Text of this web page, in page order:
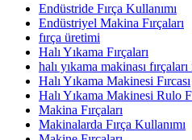
Endüstride Fırça Kullanımı
Endüstriyel Makina Fırçaları
fırça üretimi
Halı Yıkama Fırçaları
halı yıkama makinası fırçaları
Halı Yıkama Makinesi Fırcası
Halı Yıkama Makinesi Rulo
Makina Fırçaları
Makinalarda Fırça Kullanımı